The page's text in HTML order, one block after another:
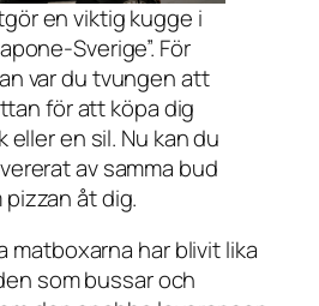
en viktig kugge i
Sverige”. För
var du tvungen att
för att köpa dig
eller en sil. Nu kan du
av samma bud
åt dig.
matboxarna har blivit lika
som bussar och